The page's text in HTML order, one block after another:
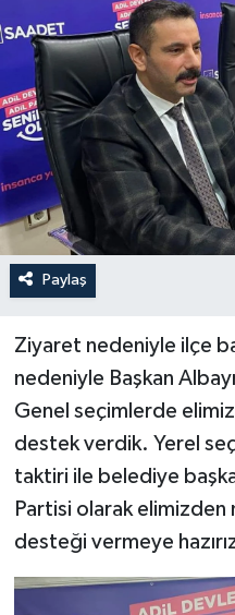
Paylaş
Ziyaret nedeniyle ilçe
nedeniyle Başkan
Genel seçimlerde
destek verdik. Yerel
taktiri ile belediye
Partisi olarak
desteği vermeye